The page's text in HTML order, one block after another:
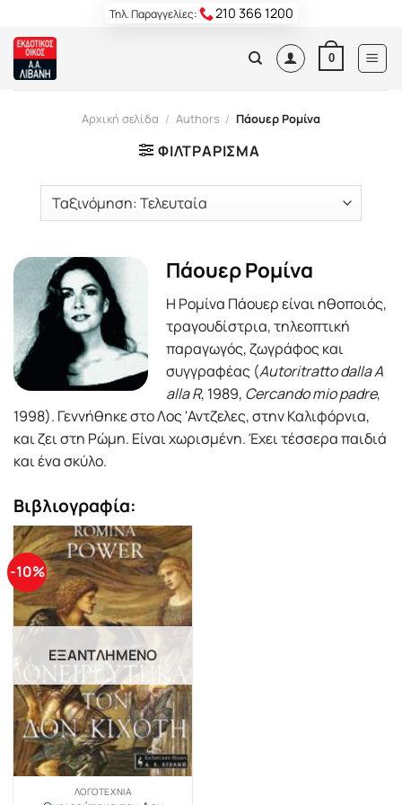
content
Τηλ. Παραγγελίες: 210 366 1200
0
Αρχική σελίδα / Authors / Πάουερ Ρομίνα
ΦΙΛΤΡΆΡΙΣΜΑ
Πάουερ Ρομίνα
Η Ρομίνα Πάουερ είναι ηθοποιός,
τραγουδίστρια, τηλεοπτική
παραγωγός, ζωγράφος και
συγγραφέας (Autoritratto dalla A
alla R, 1989, Cercando mio padre,
1998). Γεννήθηκε στο Λος 'Αντζελες, στην Καλιφόρνια,
και ζει στη Ρώμη. Είναι χωρισμένη. Έχει τέσσερα παιδιά
και ένα σκύλο.
Βιβλιογραφία:
-10%
ΕΞΑΝΤΛΗΜΈΝΟ
ΛΟΓΟΤΕΧΝΊΑ